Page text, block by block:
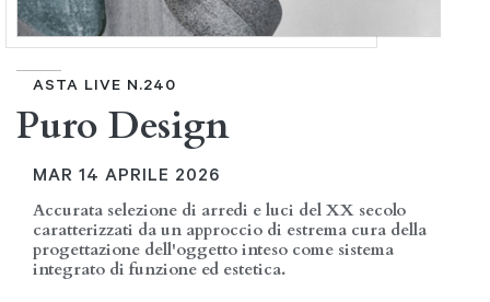
ASTA LIVE N.240
Puro Design
MAR 14 APRILE 2026
Accurata selezione di arredi e luci del XX secolo
caratterizzati da un approccio di estrema cura della
progettazione dell'oggetto inteso come sistema
integrato di funzione ed estetica.